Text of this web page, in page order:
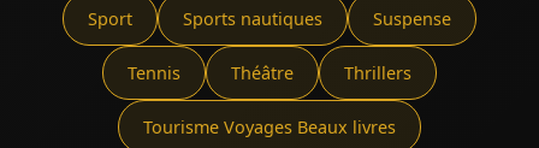
Sport Sports nautiques Suspense
Tennis Théâtre Thrillers
Tourisme Voyages Beaux livres